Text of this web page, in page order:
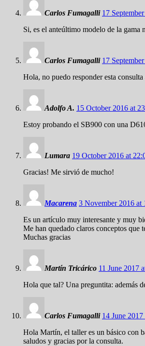
Carlos Fumagalli 17
Si, es el anteúltimo modelo de la gama
Carlos Fumagalli 17
Hola, no puedo responder esta
Adolfo A. 15 October 2016 at
Estoy probando el SB900 con una
Lumara 19 October 2016 at
Gracias! Me sirvió de mucho!
Macarena 3 November 2016 at
Es un artículo muy interesante y muy
Me han quedado claros conceptos que
Muchas gracias
Martín Tricárico 11 June 2017
Hola que tal? Una preguntita: además
Carlos Fumagalli 14 June
Hola Martín, el taller es un básico con
saludos y gracias por la consulta.